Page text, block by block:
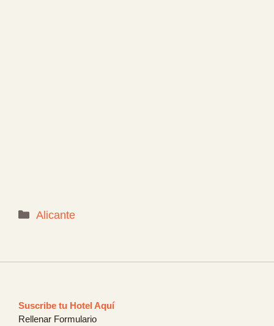
Categorías
Alicante
Suscribe tu Hotel Aquí
Rellenar Formulario